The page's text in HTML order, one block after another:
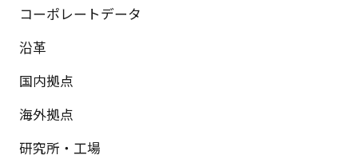
コーポレートデータ
沿革
国内拠点
海外拠点
研究所・工場